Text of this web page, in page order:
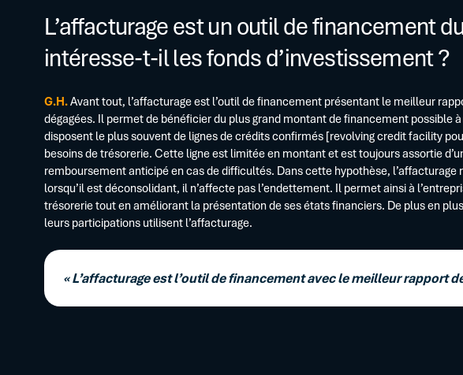
L’affacturage est un outil de financement
intéresse-t-il les fonds d’investissement ?
G.H.Avant tout, l’affacturage est l’outil de financement présentant le meilleur
dégagées. Il permet de bénéficier du plus grand montant de financement possible
disposent le plus souvent de lignes de crédits confirmés [revolving credit facility
besoins de trésorerie. Cette ligne est limitée en montant et est toujours assortie
remboursement anticipé en cas de difficultés. Dans cette hypothèse,
lorsqu’il est déconsolidant, il n’affecte pas l’endettement. Il permet ainsi à
trésorerie tout en améliorant la présentation de ses états financiers. De plus en
leurs participations utilisent l’affacturage.
« L’affacturage est l’outil de financement avec le meilleur rapport